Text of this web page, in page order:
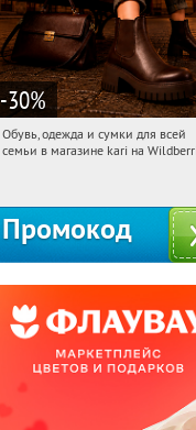
-30%
06:30:04 Получили:
Обувь, одежда и сумки для всей
семьи в магазине kari на
Промокод